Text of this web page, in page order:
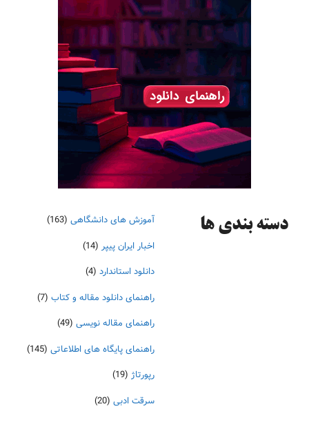
دسته‌ بندی ها آموزش های دانشگاهی (163)
اخبار ایران پیپر (14)
دانلود استاندارد (4)
راهنمای دانلود مقاله و کتاب (7)
راهنمای مقاله نویسی (49)
راهنمای پایگاه های اطلاعاتی (145)
رپورتاژ (19)
سرقت ادبی (20)